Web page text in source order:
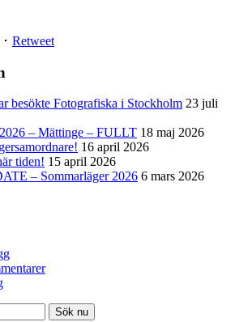
Retweet
besökte Fotografiska i Stockholm 23 juli
– Mättinge – FULLT 18 maj 2026
16 april 2026
tiden! 15 april 2026
– Sommarläger 2026 6 mars 2026
Sök nu